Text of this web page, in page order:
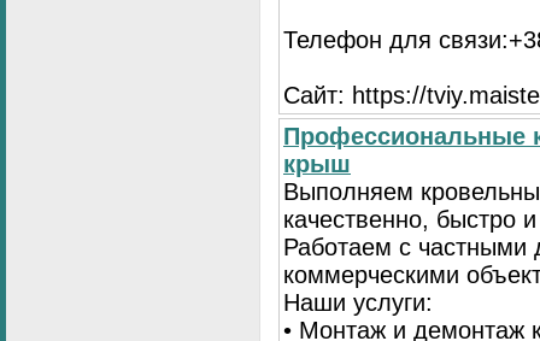
Телефон для
Сайт: https://
Профессиональные
крыш
Выполняем
качественно, быстро
Работаем с
коммерческими
Наши услуги:
• Монтаж и демонтаж